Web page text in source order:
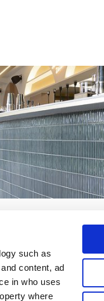
such as
content, ad
in who uses
where
Services